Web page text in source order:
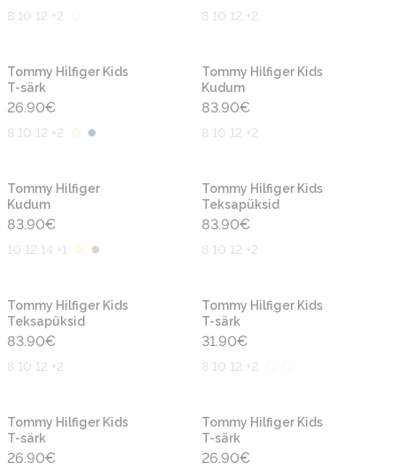
8 10 12 +2 8 10 12 +2
Tommy Hilfiger Kids
T-särk
26.90€
8 10 12 +2
Tommy Hilfiger Kids
Kudum
83.90€
8 10 12 +2
Tommy Hilfiger
Kudum
83.90€
10 12 14 +1
Tommy Hilfiger Kids
Teksapüksid
83.90€
8 10 12 +2
Tommy Hilfiger Kids
Teksapüksid
83.90€
8 10 12 +2
Tommy Hilfiger Kids
T-särk
31.90€
8 10 12 +2
Tommy Hilfiger Kids
T-särk
26.90€
Tommy Hilfiger Kids
T-särk
26.90€